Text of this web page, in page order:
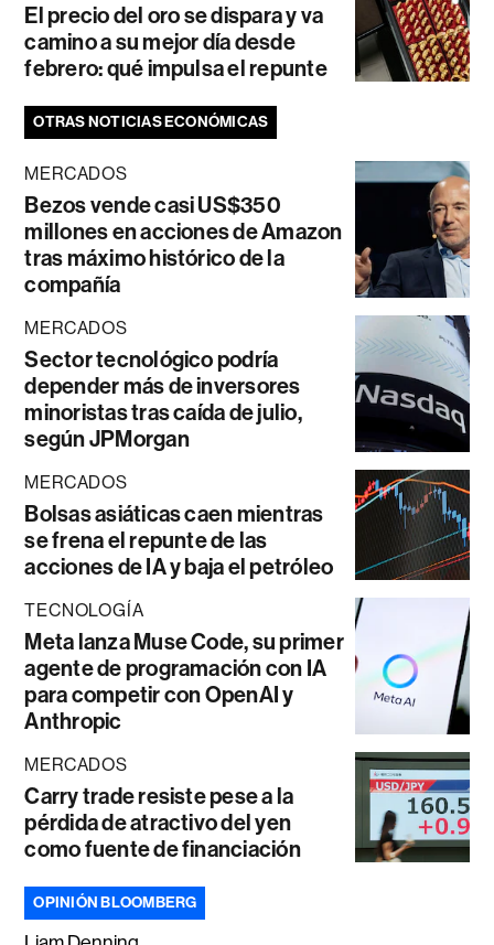
El precio del oro se dispara y va
camino a su mejor día desde
febrero: qué impulsa el repunte
OTRAS NOTICIAS ECONÓMICAS
MERCADOS
Bezos vende casi US$350
millones en acciones de Amazon
tras máximo histórico de la
compañía
MERCADOS
Sector tecnológico podría
depender más de inversores
minoristas tras caída de julio,
según JPMorgan
MERCADOS
Bolsas asiáticas caen mientras
se frena el repunte de las
acciones de IA y baja el petróleo
TECNOLOGÍA
Meta lanza Muse Code, su primer
agente de programación con IA
para competir con OpenAI y
Anthropic
MERCADOS
Carry trade resiste pese a la
pérdida de atractivo del yen
como fuente de financiación
OPINIÓN BLOOMBERG